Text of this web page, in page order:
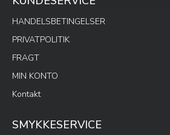
HANDELSBETINGELSER
PRIVATPOLITIK
FRAGT
MIN KONTO
Kontakt
SMYKKESERVICE